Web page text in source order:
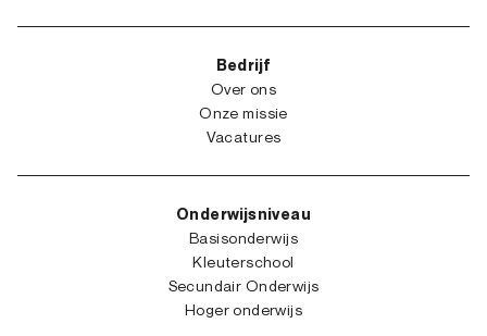
Bedrijf
Over ons
Onze missie
Vacatures
Onderwijsniveau
Basisonderwijs
Kleuterschool
Secundair Onderwijs
Hoger onderwijs